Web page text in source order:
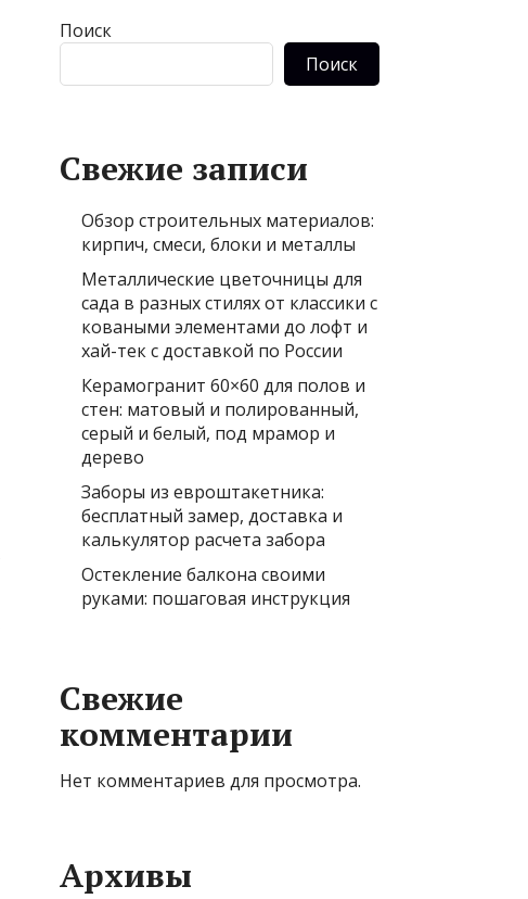
Поиск
Поиск
Свежие записи
Обзор строительных материалов:
кирпич, смеси, блоки и металлы
Металлические цветочницы для
сада в разных стилях от классики с
коваными элементами до лофт и
хай-тек с доставкой по России
Керамогранит 60×60 для полов и
стен: матовый и полированный,
серый и белый, под мрамор и
дерево
Заборы из евроштакетника:
бесплатный замер, доставка и
калькулятор расчета забора
Остекление балкона своими
руками: пошаговая инструкция
Свежие
комментарии
Нет комментариев для просмотра.
Архивы